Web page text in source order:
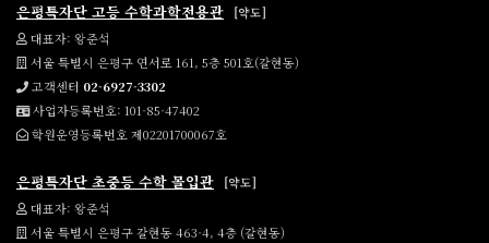
은평특자단 고등 수학과학전용관
[약도]
대표자: 왕준석
서울 특별시 은평구 연서로 161, 5층 501호(갈현동)
고객센터 02-6927-3302
사업자등록번호: 101-85-47402
학원운영등록번호 제02201700067호
은평특자단 초중등 수학 몰입관
[약도]
대표자: 왕준석
서울 특별시 은평구 갈현동 463-4, 4층 (갈현동)